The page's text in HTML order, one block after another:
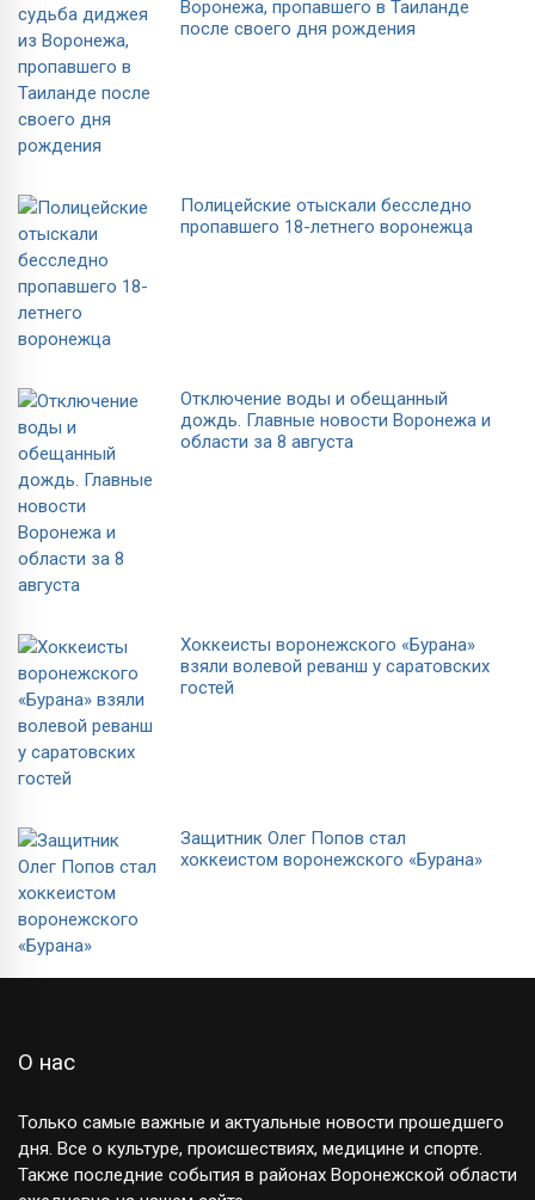
Воронежа, пропавшего в Таиланде
после своего дня рождения
Полицейские отыскали бесследно
пропавшего 18-летнего воронежца
Отключение воды и обещанный
дождь. Главные новости Воронежа и
области за 8 августа
Хоккеисты воронежского «Бурана»
взяли волевой реванш у саратовских
гостей
Защитник Олег Попов стал
хоккеистом воронежского «Бурана»
О нас
Только самые важные и актуальные новости прошедшего
дня. Все о культуре, происшествиях, медицине и спорте.
Также последние события в районах Воронежской области